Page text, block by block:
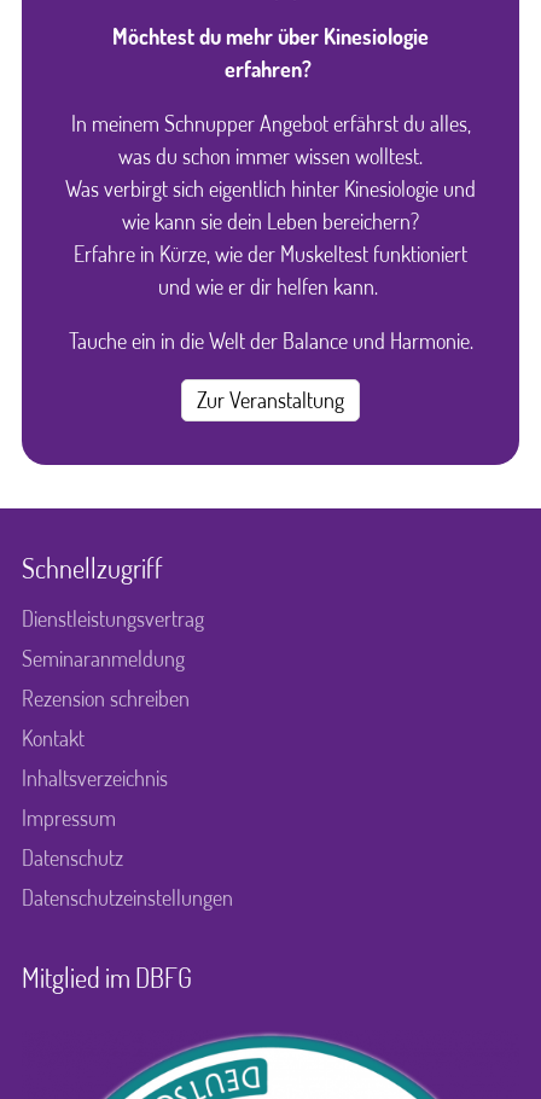
Möchtest du mehr über Kinesiologie
erfahren?
In meinem Schnupper Angebot erfährst du alles,
was du schon immer wissen wolltest.
Was verbirgt sich eigentlich hinter Kinesiologie und
wie kann sie dein Leben bereichern?
Erfahre in Kürze, wie der Muskeltest funktioniert
und wie er dir helfen kann.
Tauche ein in die Welt der Balance und Harmonie.
Zur Veranstaltung
Schnellzugriff
Dienstleistungsvertrag
Seminaranmeldung
Rezension schreiben
Kontakt
Inhaltsverzeichnis
Impressum
Datenschutz
Datenschutzeinstellungen
Mitglied im DBFG